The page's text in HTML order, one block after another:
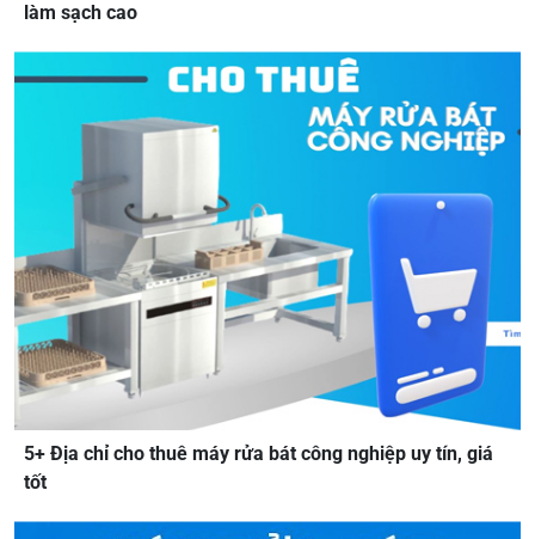
làm sạch cao
5+ Địa chỉ cho thuê máy rửa bát công nghiệp uy tín, giá
tốt